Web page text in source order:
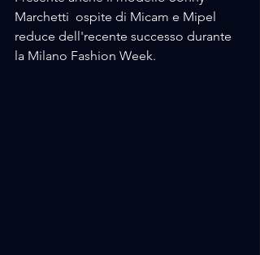
Marchetti  ospite di Micam e Mipel
reduce dell'recente successo durante
la Milano Fashion Week.